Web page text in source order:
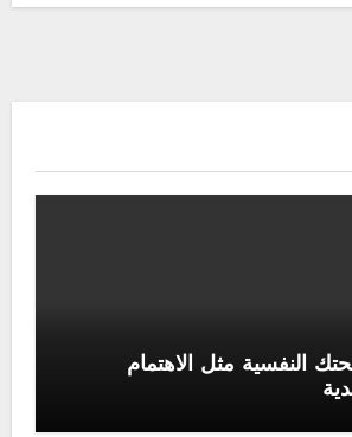
النفسية مثل الاهتمام